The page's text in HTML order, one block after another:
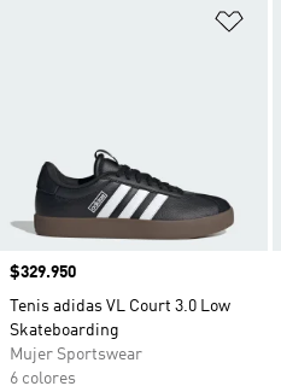
Precio
$329.950
Tenis adidas VL Court 3.0 Low
Skateboarding
Mujer Sportswear
6 colores